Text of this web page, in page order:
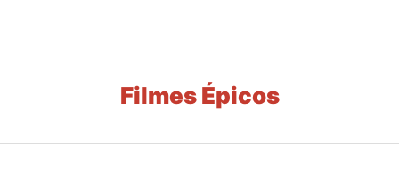
Filmes Épicos